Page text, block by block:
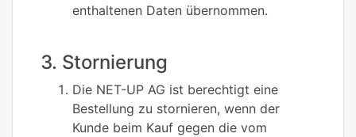
enthaltenen Daten übernommen.
3. Stornierung
Die NET-UP AG ist berechtigt eine
Bestellung zu stornieren, wenn der
Kunde beim Kauf gegen die vom